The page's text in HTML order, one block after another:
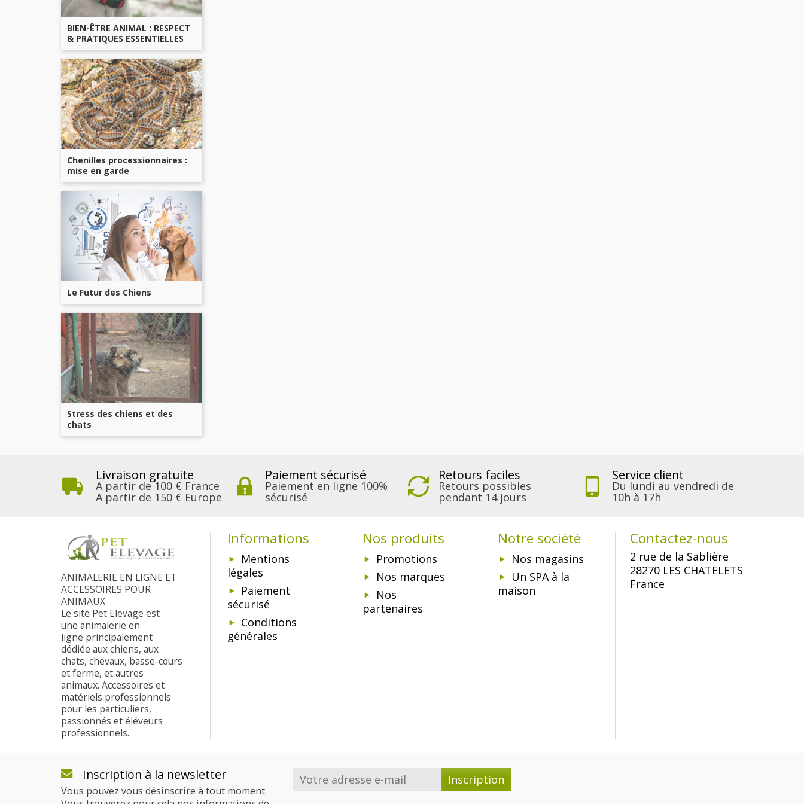
d'authenticité »
Un cadeau de choix souvent collectionné et recherché par les passionnés.
Vous pouvez également retrouver :
des calendriers chiens 2018 des éditions Affixes.
des calendriers chevaux 2018 des éditions Affixes.
des calendriers furets 2018 des éditions Affixes.
BIEN-ÊTRE ANIMAL : RESPECT
& PRATIQUES ESSENTIELLES
Chenilles processionnaires :
mise en garde
Le Futur des Chiens
Stress des chiens et des
chats
Livraison gratuite
A partir de 100 € France
A partir de 150 € Europe
Paiement sécurisé
Paiement en ligne 100%
sécurisé
Retours faciles
Retours possibles
pendant 14 jours
Service client
Du lundi au vendredi de
10h à 17h
ANIMALERIE EN LIGNE ET
ACCESSOIRES POUR
ANIMAUX
Le site Pet Elevage est
une animalerie en
ligne principalement
dédiée aux chiens, aux
chats, chevaux, basse-cours
et ferme, et autres
animaux. Accessoires et
matériels professionnels
pour les particuliers,
passionnés et éléveurs
professionnels.
Informations
Mentions
légales
Paiement
sécurisé
Conditions
générales
Nos produits
Promotions
Nos marques
Nos
partenaires
Notre société
Nos magasins
Un SPA à la
maison
Contactez-nous
2 rue de la Sablière
28270 LES CHATELETS
France
Inscription à la newsletter
Vous pouvez vous désinscrire à tout moment.